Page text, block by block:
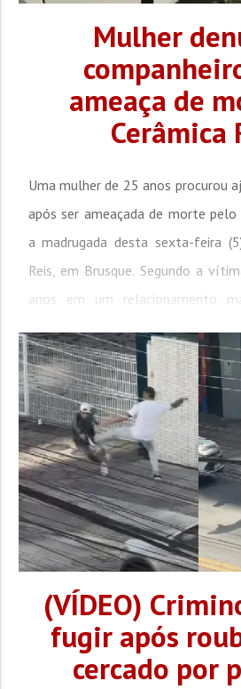
Mulher
ameaça de
Cerâmica
Uma mulher de 25 anos procurou
após ser ameaçada de morte
a madrugada desta sexta-feira
Reis, em Brusque. Segundo a
anos em um relacionamento
Polícia Militar, a ocorrência foi
0h55. A mulher relatou que a
(VÍDEO)
fugir após
cercado por